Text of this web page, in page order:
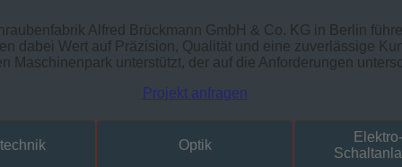
Alfred Brückmann GmbH & Co. KG in Berlin
dabei Wert auf Präzision, Qualität und eine zuverlässige
Maschinenpark unterstützt, der auf die Anforderungen
Projekt anfragen
Optik